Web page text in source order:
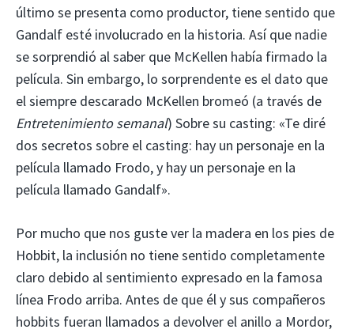
último se presenta como productor, tiene sentido que
Gandalf esté involucrado en la historia. Así que nadie
se sorprendió al saber que McKellen había firmado la
película. Sin embargo, lo sorprendente es el dato que
el siempre descarado McKellen bromeó (a través de
Entretenimiento semanal) Sobre su casting: «Te diré
dos secretos sobre el casting: hay un personaje en la
película llamado Frodo, y hay un personaje en la
película llamado Gandalf».
Por mucho que nos guste ver la madera en los pies de
Hobbit, la inclusión no tiene sentido completamente
claro debido al sentimiento expresado en la famosa
línea Frodo arriba. Antes de que él y sus compañeros
hobbits fueran llamados a devolver el anillo a Mordor,